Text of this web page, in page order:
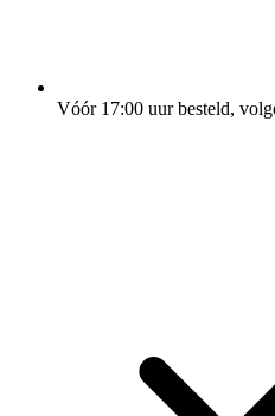
Vóór 17:00 uur besteld,